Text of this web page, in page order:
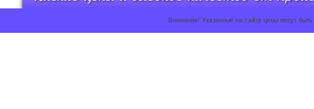
Внимание! Указанные на сайте цены могут